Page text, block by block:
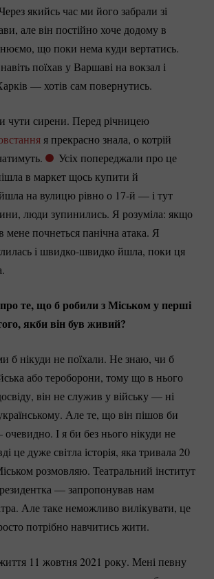
якийсь час ми його забрали зі
але він постійно хоче додому в
що поки нема куди вертатись.
поїхав у Варшаві на вокзал і
— хотів сам повернутись.
чути сирени. Перед річницею
я прекрасно знала, о котрій
Усіх попереджали про це
в маркет щось купити й
на вулицю рівно о 17-й — і тут
люди зупинились. Я розуміла: якщо
мене почнеться панічна атака. Я
і швидко-швидкойшла, поки ця
те, що б робили з Міськом у перші
якби він був живий?
б нікуди не поїхали. Не знаю, чи б
або тероборони, тому що в нього
він не служив у війську — ні
Але те, що він пішов би
І я би без нього нікуди не
це дуже світла історія, яка тривала 20
розмовляю. Театральний інститут
— запропонував нам
Але таке неможливо вилікувати, це
потрібно навчитись жити.
11 жовтня 2021 року. Мені певну